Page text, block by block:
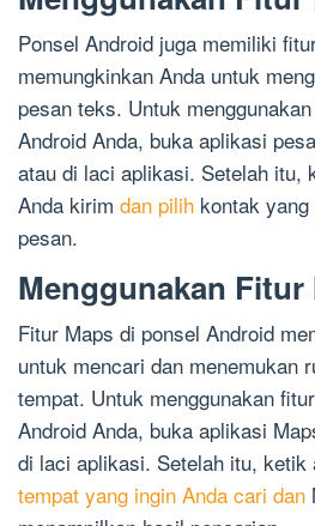
Ponsel Android juga memiliki
memungkinkan Anda untuk
pesan teks. Untuk
Android Anda, buka aplikasi
atau di laci aplikasi. Setelah itu,
Anda kirim dan pilih kontak
pesan.
Menggunakan Fitur
Fitur Maps di ponsel Android
untuk mencari dan menemukan
tempat. Untuk menggunakan
Android Anda, buka aplikasi
di laci aplikasi. Setelah itu, ketik
tempat yang ingin Anda cari dan